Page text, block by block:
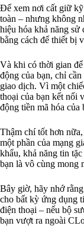
Để xem nơi cất giữ kỹ
toàn – nhưng không
hiệu hóa khả năng sử
bằng cách để thiết bị
Và khi có thời gian
động của bạn, chỉ
giao dịch. Vì một
thoại của bạn kết nối
động tiền mã hóa của
Thậm chí tốt hơn
một phần của mạng
khẩu, khả năng tin
bạn là vô cùng mong
Bây giờ, hãy nhớ
cho bất kỳ ứng dụng
điện thoại – nếu bộ
bạn vượt ra ngoài